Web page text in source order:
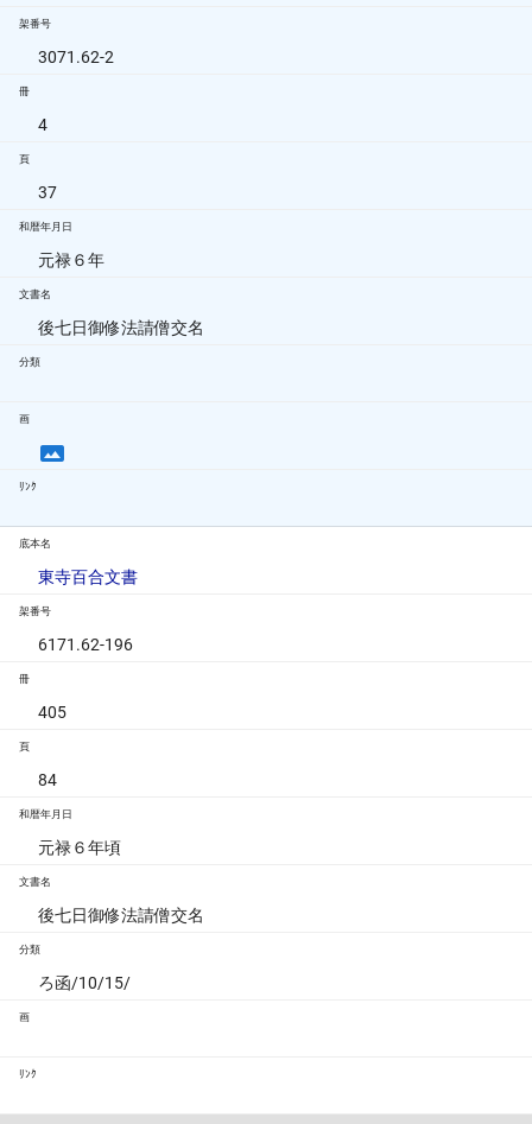
架番号
3071.62-2
冊
4
頁
37
和暦年月日
元禄６年
文書名
後七日御修法請僧交名
分類
画
ﾘﾝｸ
底本名
東寺百合文書
架番号
6171.62-196
冊
405
頁
84
和暦年月日
元禄６年頃
文書名
後七日御修法請僧交名
分類
ろ函/10/15/
画
ﾘﾝｸ